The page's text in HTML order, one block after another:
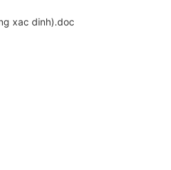
xac dinh).doc